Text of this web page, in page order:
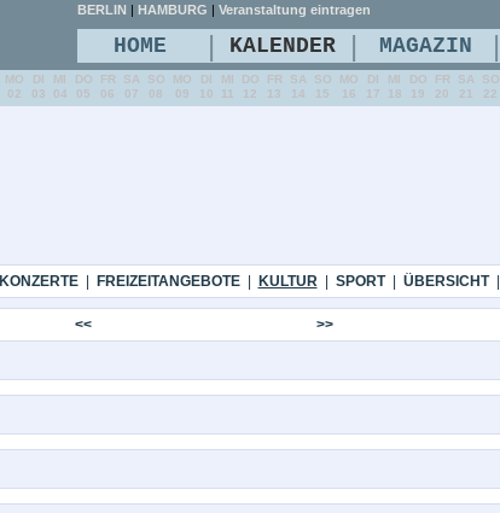
KONZERTE| FREIZEITANGEBOTE| KULTUR| SPORT| ÜBERSICHT|
<< >>
BERLIN | HAMBURG | Veranstaltung eintragen
HOME | KALENDER | MAGAZIN |
MO
02
DI
03
MI
04
DO
05
FR
06
SA
07
SO
08
MO
09
DI
10
MI
11
DO
12
FR
13
SA
14
SO
15
MO
16
DI
17
MI
18
DO
19
FR
20
SA
21
SO
22